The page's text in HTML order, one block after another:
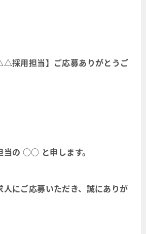
採用担当】ご応募ありがとうご
の ○○ と申します。
人にご応募いただき、誠にありが